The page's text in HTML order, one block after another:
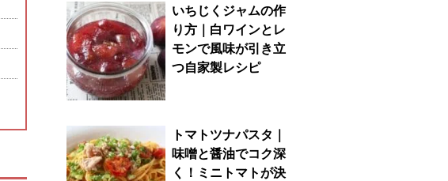
いちじくジャムの作
り方｜白ワインとレ
モンで風味が引き立
つ自家製レシピ
トマトツナパスタ｜
味噌と醤油でコク深
く！ミニトマトが決